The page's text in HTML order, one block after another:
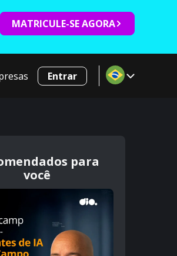
MATRICULE-SE AGORA
Entrar
para
você